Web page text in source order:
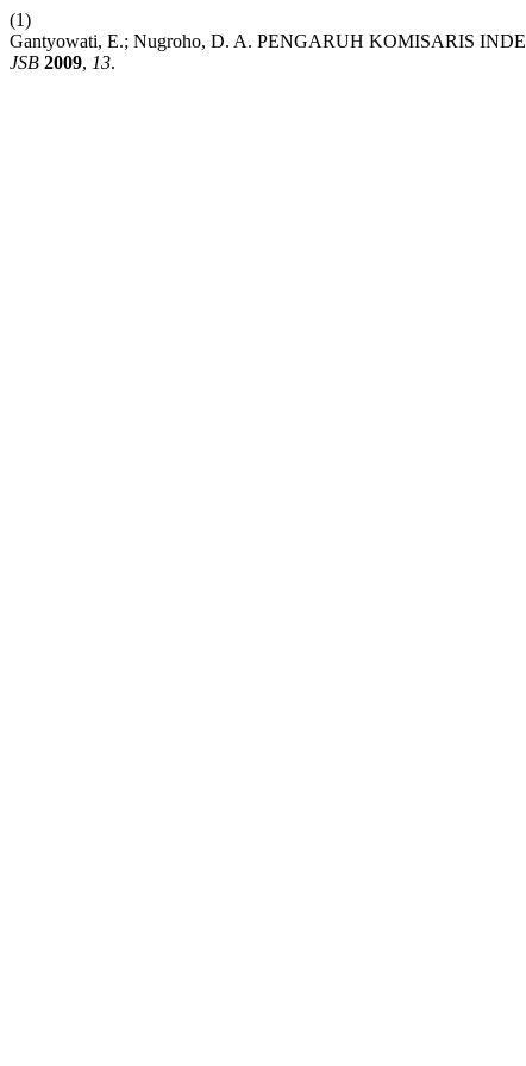
(1)
Gantyowati, E.; Nugroho, D. A. PENGARUH KOMISARIS
JSB 2009, 13.